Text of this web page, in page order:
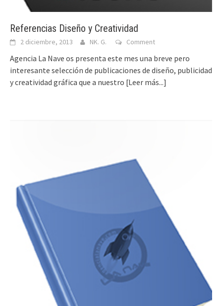
Referencias Diseño y Creatividad
2 diciembre, 2013 NK. G. Comment
Agencia La Nave os presenta este mes una breve pero
interesante selección de publicaciones de diseño, publicidad
y creatividad gráfica que a nuestro [Leer más...]